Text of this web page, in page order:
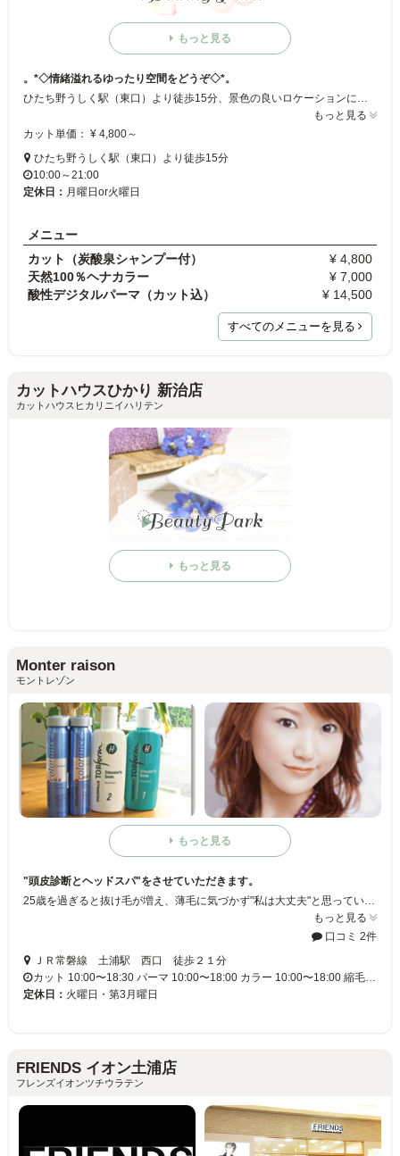
もっと見る
。*◇情緒溢れるゆったり空間をどうぞ◇*。
ひたち野うしく駅（東口）より徒歩15分、景色の良いロケーションにある落ち着いたサロン☆ 木目の広々したスペースにモダンな和のテイストが心地良い♪ カットはモチロン！髪のきれいさをとことん追求したサロンは、傷みに悩んでいる人の救世主!! ヘアダメージにお困りの方は是非！
もっと見る
カット単価： ¥ 4,800～
ひたち野うしく駅（東口）より徒歩15分
10:00～21:00
定休日： 月曜日or火曜日
メニュー
カット（炭酸泉シャンプー付）
¥ 4,800
天然100％ヘナカラー
¥ 7,000
酸性デジタルパーマ（カット込）
¥ 14,500
すべてのメニューを見る
カットハウスひかり 新治店
カットハウスヒカリニイハリテン
もっと見る
Monter raison
モントレゾン
もっと見る
"頭皮診断とヘッドスパ"をさせていただきます。
25歳を過ぎると抜け毛が増え、薄毛に気づかず"私は大丈夫"と思っているお客様にも、実際どのくらい悪化しているかハッキリご説明いたします。 早期発見さえできれば、適切な自宅ケアだけでも、抜け毛・薄毛は予防できます！手遅れにならないためにも、早期点検をして、しっかりと頭皮のコンディションを整えて下さい！
もっと見る
口コミ 2件
ＪＲ常磐線 土浦駅 西口 徒歩２１分
カット 10:00〜18:30 パーマ 10:00〜18:00 カラー 10:00〜18:00 縮毛…
定休日： 火曜日・第3月曜日
FRIENDS イオン土浦店
フレンズイオンツチウラテン